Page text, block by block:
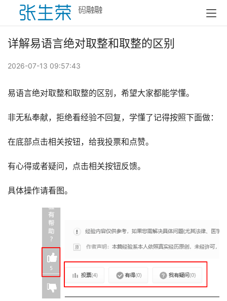
详解易语言绝对取整和取整的区别
2026-07-13 09:57:43
易语言绝对取整和取整的区别，希望大家都能学懂。
非无私奉献，拒绝看经验不回复，学懂了记得按照下面做：
在底部点击相关按钮，给我投票和点赞。
有心得或者疑问，点击相关按钮反馈。
具体操作请看图。